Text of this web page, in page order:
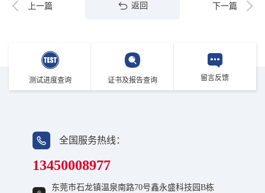
上一篇 返回 下一篇
测试进度查询 证书及报告查询 留言反馈
全国服务热线：
13450008977
东莞市石龙镇温泉南路70号鑫永盛科技园B栋